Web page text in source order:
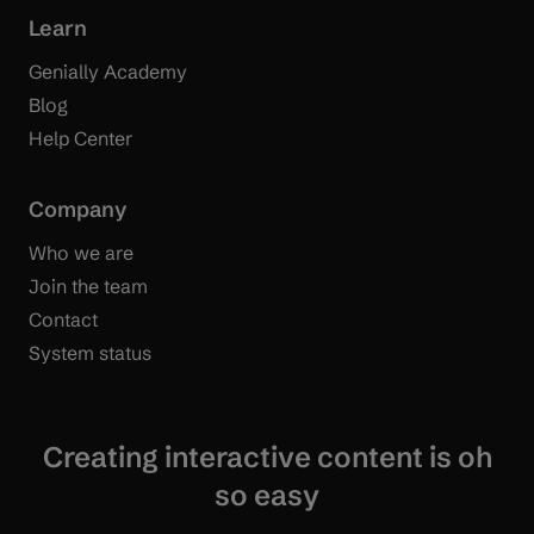
Learn
Genially Academy
Blog
Help Center
Company
Who we are
Join the team
Contact
System status
Creating interactive content is oh
so easy